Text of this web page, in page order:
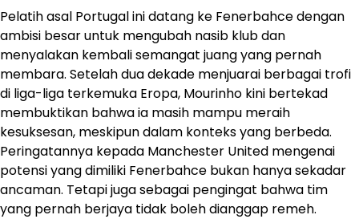
Pelatih asal Portugal ini datang ke Fenerbahce dengan
ambisi besar untuk mengubah nasib klub dan
menyalakan kembali semangat juang yang pernah
membara. Setelah dua dekade menjuarai berbagai trofi
di liga-liga terkemuka Eropa, Mourinho kini bertekad
membuktikan bahwa ia masih mampu meraih
kesuksesan, meskipun dalam konteks yang berbeda. ​
Peringatannya kepada Manchester United mengenai
potensi yang dimiliki Fenerbahce bukan hanya sekadar
ancaman. Tetapi juga sebagai pengingat bahwa tim
yang pernah berjaya tidak boleh dianggap remeh.​